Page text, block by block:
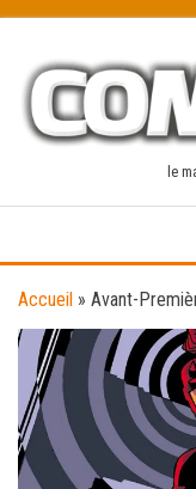
content
le
Accueil » Avant-